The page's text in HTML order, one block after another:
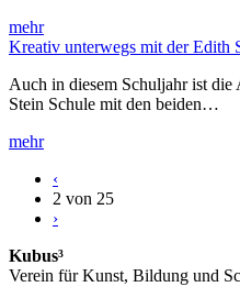
mehr
Kreativ unterwegs mit der Edith
Auch in diesem Schuljahr ist
Stein Schule mit den beiden…
mehr
‹
2 von 25
›
Kubus³
Verein für Kunst, Bildung und